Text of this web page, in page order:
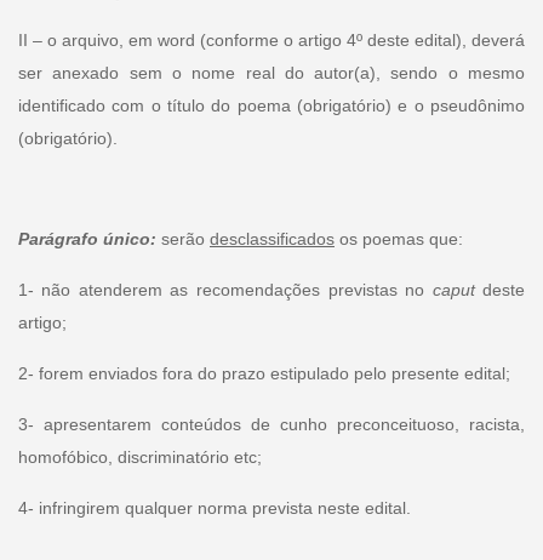
II – o arquivo, em word (conforme o artigo 4º deste edital), deverá
ser anexado sem o nome real do autor(a), sendo o mesmo
identificado com o título do poema (obrigatório) e o pseudônimo
(obrigatório).
Parágrafo único: serão desclassificadosos poemas que:
1- não atenderem as recomendações previstas no caputdeste
artigo;
2- forem enviados fora do prazo estipulado pelo presente edital;
3- apresentarem conteúdos de cunho preconceituoso, racista,
homofóbico, discriminatório etc;
4- infringirem qualquer norma prevista neste edital.